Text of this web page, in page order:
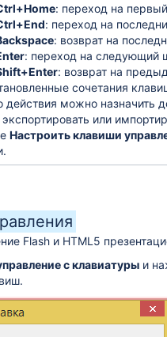
: переход на
: переход на
: возврат на
: переход на следующий
: возврат на
сочетания
действия можно назначить
или
Настроить клавиши
Flash и HTML5
с клавиатуры и